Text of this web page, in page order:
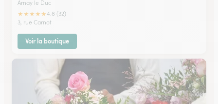
Arnay le Duc
★★★★★4.8 (32)
3, rue Carnot
Voir la boutique